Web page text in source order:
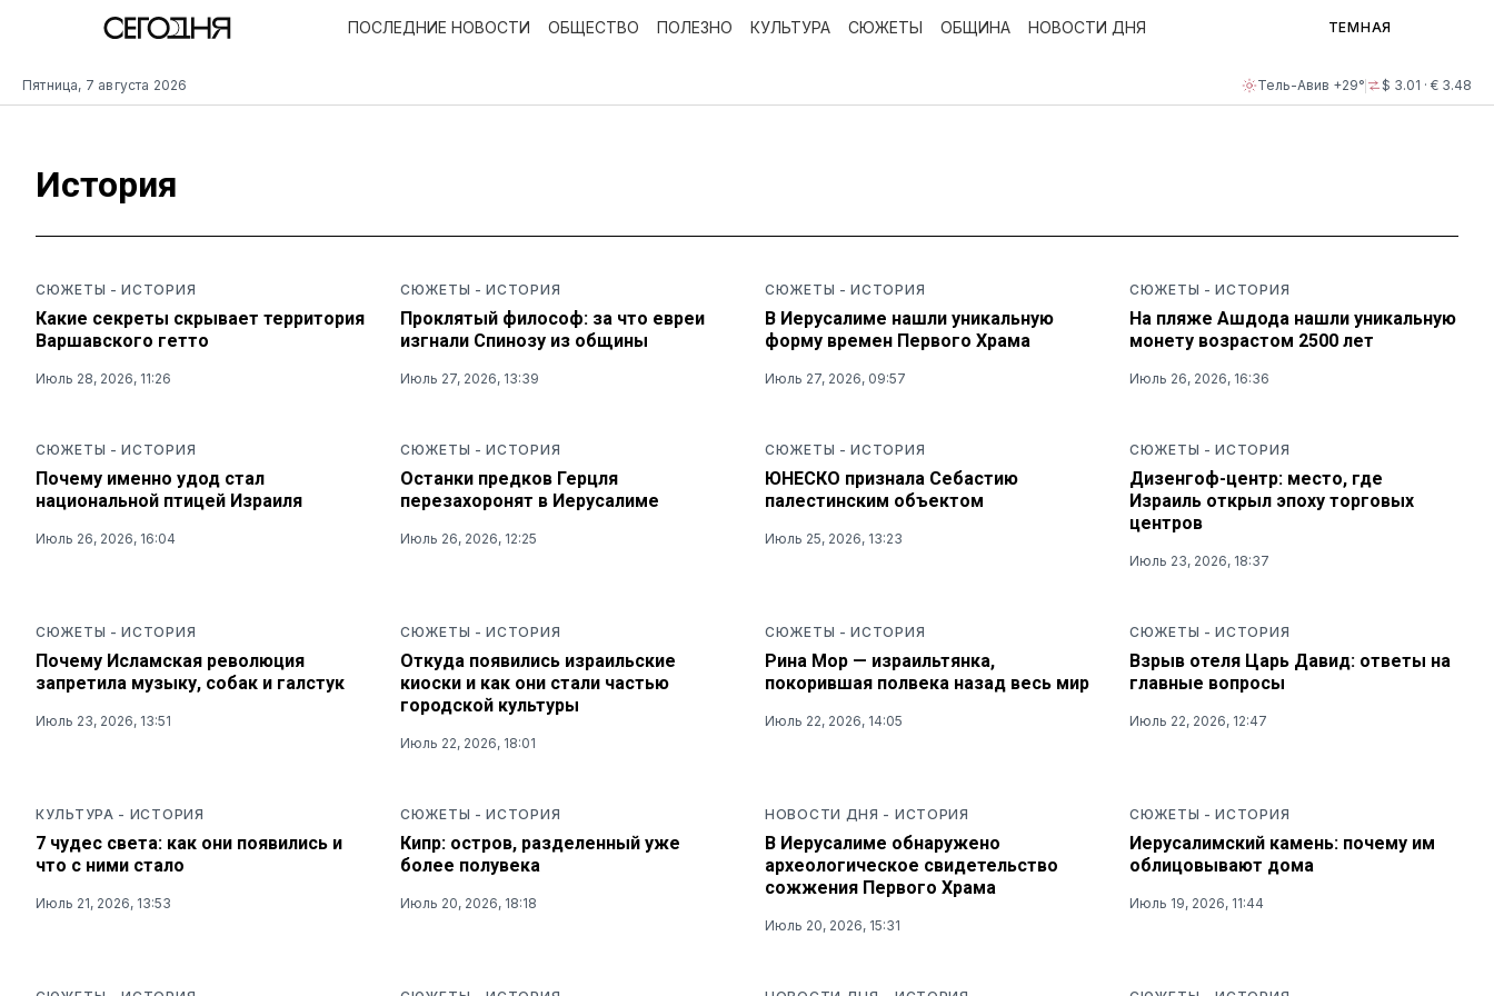
Пятница, 7 августа 2026 Тель-Авив +29° $ 3.01 · € 3.48
ПОСЛЕДНИЕ НОВОСТИ ОБЩЕСТВО ПОЛЕЗНО КУЛЬТУРА СЮЖЕТЫ ОБЩИНА НОВОСТИ ДНЯ ТЕМНАЯ
История
СЮЖЕТЫ -ИСТОРИЯ
Какие секреты скрывает территория
Варшавского гетто
Июль 28, 2026, 11:26
СЮЖЕТЫ -ИСТОРИЯ
Проклятый философ: за что евреи
изгнали Спинозу из общины
Июль 27, 2026, 13:39
СЮЖЕТЫ -ИСТОРИЯ
В Иерусалиме нашли уникальную
форму времен Первого Храма
Июль 27, 2026, 09:57
СЮЖЕТЫ -ИСТОРИЯ
На пляже Ашдода нашли уникальную
монету возрастом 2500 лет
Июль 26, 2026, 16:36
СЮЖЕТЫ -ИСТОРИЯ
Почему именно удод стал
национальной птицей Израиля
Июль 26, 2026, 16:04
СЮЖЕТЫ -ИСТОРИЯ
Останки предков Герцля
перезахоронят в Иерусалиме
Июль 26, 2026, 12:25
СЮЖЕТЫ -ИСТОРИЯ
ЮНЕСКО признала Себастию
палестинским объектом
Июль 25, 2026, 13:23
СЮЖЕТЫ -ИСТОРИЯ
Дизенгоф-центр: место, где
Израиль открыл эпоху торговых
центров
Июль 23, 2026, 18:37
СЮЖЕТЫ -ИСТОРИЯ
Почему Исламская революция
запретила музыку, собак и галстук
Июль 23, 2026, 13:51
СЮЖЕТЫ -ИСТОРИЯ
Откуда появились израильские
киоски и как они стали частью
городской культуры
Июль 22, 2026, 18:01
СЮЖЕТЫ -ИСТОРИЯ
Рина Мор — израильтянка,
покорившая полвека назад весь мир
Июль 22, 2026, 14:05
СЮЖЕТЫ -ИСТОРИЯ
Взрыв отеля Царь Давид: ответы на
главные вопросы
Июль 22, 2026, 12:47
КУЛЬТУРА - ИСТОРИЯ
7 чудес света: как они появились и
что с ними стало
Июль 21, 2026, 13:53
СЮЖЕТЫ -ИСТОРИЯ
Кипр: остров, разделенный уже
более полувека
Июль 20, 2026, 18:18
НОВОСТИ ДНЯ - ИСТОРИЯ
В Иерусалиме обнаружено
археологическое свидетельство
сожжения Первого Храма
Июль 20, 2026, 15:31
СЮЖЕТЫ -ИСТОРИЯ
Иерусалимский камень: почему им
облицовывают дома
Июль 19, 2026, 11:44